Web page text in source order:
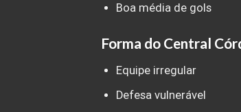
Boa média de gols
Forma do Central
Equipe irregular
Defesa vulnerável